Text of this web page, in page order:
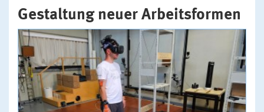
Gestaltung neuer Arbeitsformen